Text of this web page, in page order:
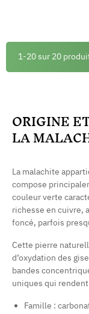
1-20 sur 20
ORIGINE
LA
La malachite
compose
couleur verte
richesse en cuivre,
foncé, parfois
Cette pierre
d’oxydation des
bandes
uniques qui
Famille :